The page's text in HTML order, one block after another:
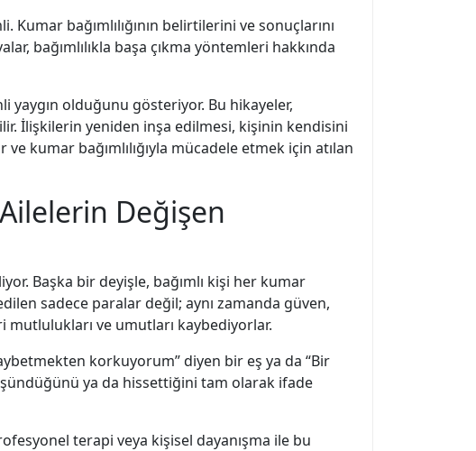
bağımlılığının belirtilerini ve sonuçlarını
bağımlılıkla başa çıkma yöntemleri hakkında
yaygın olduğunu gösteriyor. Bu hikayeler,
İlişkilerin yeniden inşa edilmesi, kişinin kendisini
kumar bağımlılığıyla mücadele etmek için atılan
Değişen
Başka bir deyişle, bağımlı kişi her kumar
sadece paralar değil; aynı zamanda güven,
mutlulukları ve umutları kaybediyorlar.
korkuyorum” diyen bir eş ya da “Bir
ya da hissettiğini tam olarak ifade
terapi veya kişisel dayanışma ile bu